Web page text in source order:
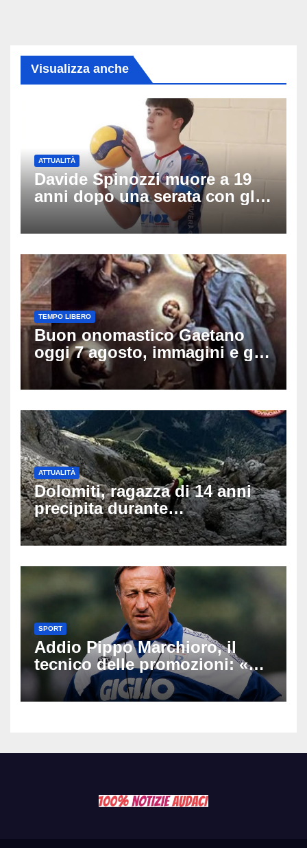
Visualizza anche
ATTUALITÀ
Davide Spinozzi muore a 19
anni dopo una serata con gli
amici: il mistero dello
schianto senza frenata
TEMPO LIBERO
Buon onomastico Gaetano
oggi 7 agosto, immagini e gif
di auguri da condividere sui
social
ATTUALITÀ
Dolomiti, ragazza di 14 anni
precipita durante
un’escursione: tragedia sul
Latemar davanti alla famiglia
SPORT
Addio Pippo Marchioro, il
tecnico delle promozioni: «Ha
scritto pagine indimenticabili
del nostro calcio»